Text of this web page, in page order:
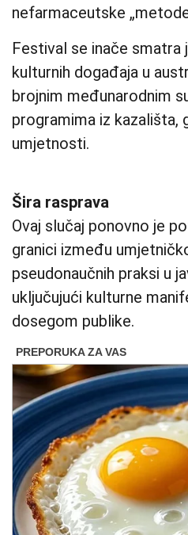
nefarmaceutske
Festival se inače smatra
kulturnih događaja u
brojnim međunarodnim
programima iz kazališta,
umjetnosti.
Šira rasprava
Ovaj slučaj ponovno je
granici između
pseudonaučnih praksi u
uključujući kulturne
dosegom publike.